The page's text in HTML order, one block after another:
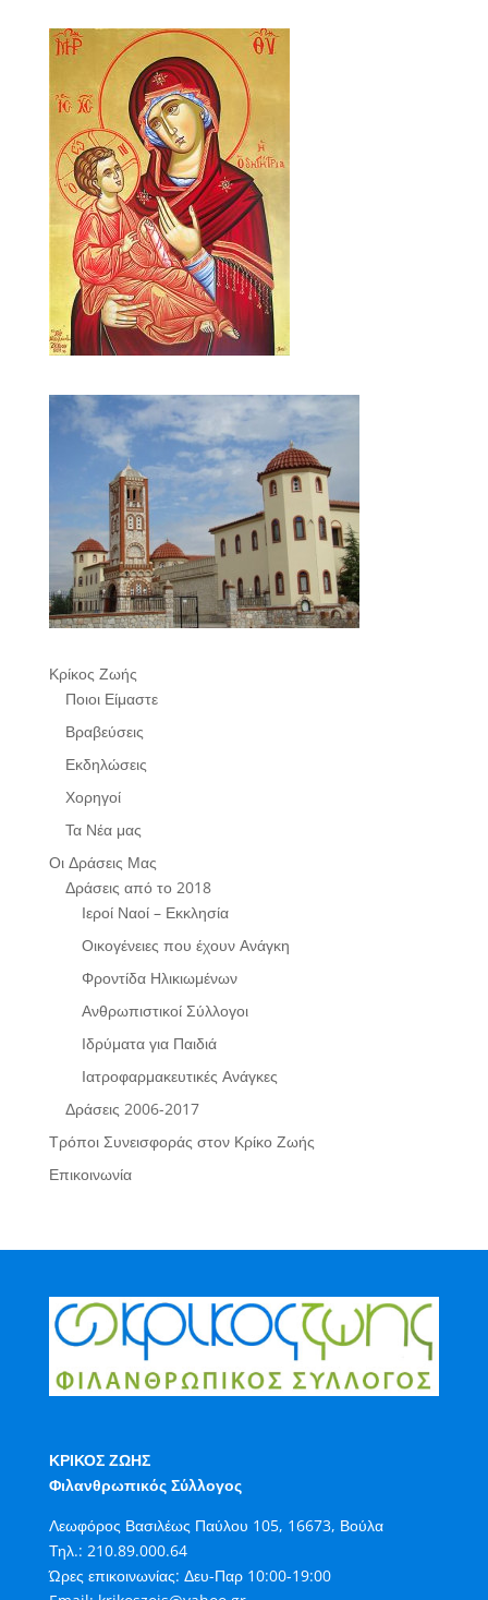
Κρίκος Ζωής
Ποιοι Είμαστε
Βραβεύσεις
Εκδηλώσεις
Χορηγοί
Τα Νέα μας
Οι Δράσεις Μας
Δράσεις από το 2018
Ιεροί Ναοί – Εκκλησία
Οικογένειες που έχουν Ανάγκη
Φροντίδα Ηλικιωμένων
Ανθρωπιστικοί Σύλλογοι
Ιδρύματα για Παιδιά
Ιατροφαρμακευτικές Ανάγκες
Δράσεις 2006-2017
Τρόποι Συνεισφοράς στον Κρίκο Ζωής
Επικοινωνία
ΚΡΙΚΟΣ ΖΩΗΣ
Φιλανθρωπικός Σύλλογος
Λεωφόρος Βασιλέως Παύλου 105, 16673, Βούλα
Τηλ.: 210.89.000.64
Ώρες επικοινωνίας: Δευ-Παρ 10:00-19:00